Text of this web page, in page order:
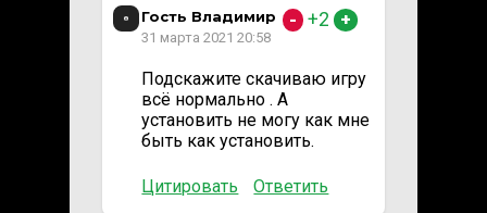
Гость Владимир
31 марта 2021 20:58
Подскажите скачиваю игру
всё нормально . А
установить не могу как мне
быть как установить.
Цитировать Ответить
- +2 +